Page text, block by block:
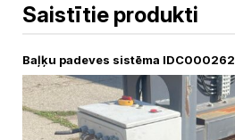
Saistītie produkti
Baļķu padeves sistēma IDC000262